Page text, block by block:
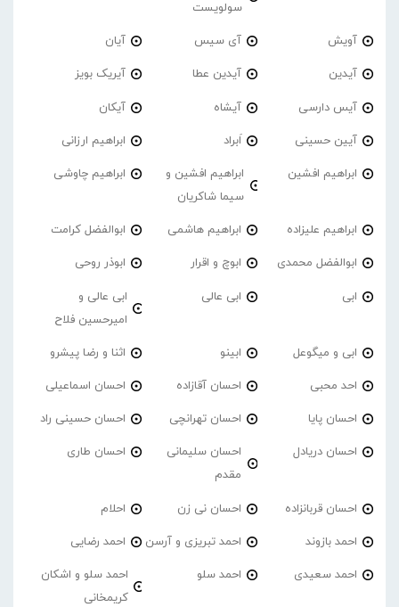
سولویست
آویش آی سیس آیان
آیدین آیدین عطا آیریک بویز
آیس دارسی آیشاه آیکان
آیین حسینی اَبراد ابراهیم ارزانی
ابراهیم افشین
ابراهیم افشین و
سیما شاکریان
ابراهیم چاوشی
ابراهیم علیزاده ابراهیم هاشمی ابوالفضل کرامت
ابوالفضل محمدی ابوچ و اقرار ابوذر روحی
ابی ابی عالی
ابی عالی و
امیرحسین فلاح
ابی و میگوعل ابینو اثنا و رضا پیشرو
احد محبی احسان آقازاده احسان اسماعیلی
احسان پایا احسان تهرانچی احسان حسینی راد
احسان دریادل
احسان سلیمانی
مقدم
احسان طاری
احسان قربانزاده احسان نی زن احلام
احمد بازوند احمد تبریزی و آرسن احمد‌ رضایی
احمد سعیدی احمد سلو
احمد سلو و اشکان
کریمخانی